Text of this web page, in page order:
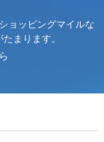
ョッピングマイルな
まります。